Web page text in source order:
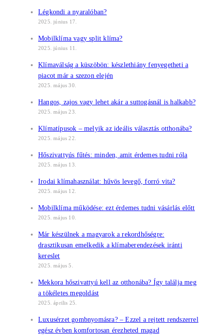
Légkondi a nyaralóban?
2025. június 17.
Mobilklíma vagy split klíma?
2025. június 11.
Klímaválság a küszöbön: készlethiány fenyegetheti a
piacot már a szezon elején
2025. május 30.
Hangos, zajos vagy lehet akár a suttogásnál is halkabb?
2025. május 23.
Klímatípusok – melyik az ideális választás otthonába?
2025. május 22.
Hőszivattyús fűtés: minden, amit érdemes tudni róla
2025. május 13.
Irodai klímahasználat: hűvös levegő, forró vita?
2025. május 12.
Mobilklíma működése: ezt érdemes tudni vásárlás előtt
2025. május 10.
Már készülnek a magyarok a rekordhőségre:
drasztikusan emelkedik a klímaberendezések iránti
kereslet
2025. május 5.
Mekkora hőszivattyú kell az otthonába? Így találja meg
a tökéletes megoldást
2025. április 25.
Luxusérzet gombnyomásra? – Ezzel a rejtett rendszerrel
egész évben komfortosan érezheted magad